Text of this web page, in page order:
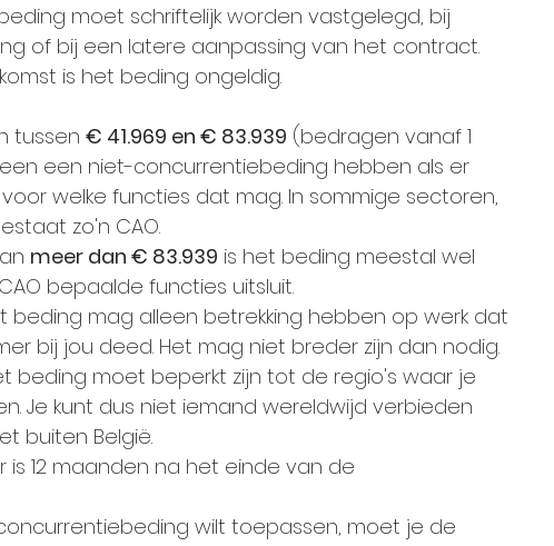
moet schriftelijk worden vastgelegd, bij
of bij een latere aanpassing van het contract.
is het beding ongeldig.
tussen € 41.969 en € 83.939 (bedragen vanaf 1
een niet-concurrentiebeding hebben als er
welke functies dat mag. In sommige sectoren,
zo'n CAO.
meer dan € 83.939 is het beding meestal wel
bepaalde functies uitsluit.
beding mag alleen betrekking hebben op werk dat
bij jou deed. Het mag niet breder zijn dan nodig.
beding moet beperkt zijn tot de regio's waar je
Je kunt dus niet iemand wereldwijd verbieden
buiten België.
is 12 maanden na het einde van de
wilt toepassen, moet je de